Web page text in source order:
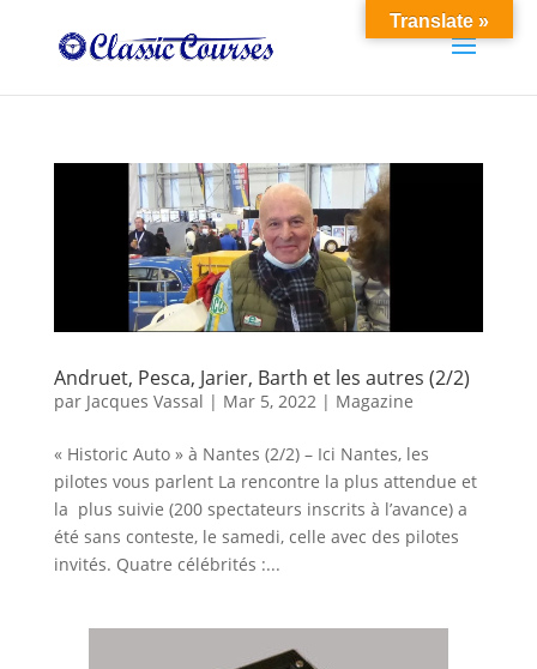
Andruet, Pesca, Jarier, Barth et les autres (2/2)
par Jacques Vassal | Mar 5, 2022| Magazine
« Historic Auto » à Nantes (2/2) – Ici Nantes, les
pilotes vous parlent La rencontre la plus attendue et
la plus suivie (200 spectateurs inscrits à l’avance) a
été sans conteste, le samedi, celle avec des pilotes
invités. Quatre célébrités :...
Translate »